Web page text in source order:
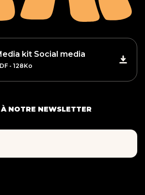
kit Social media
- 128Ko
NOTRE NEWSLETTER